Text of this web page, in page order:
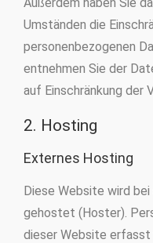
Außerdem haben Sie
Umständen die
personenbezogenen
entnehmen Sie der
auf Einschränkung der
2. Hosting
Externes Hosting
Diese Website wird
gehostet (Hoster).
dieser Website erfasst